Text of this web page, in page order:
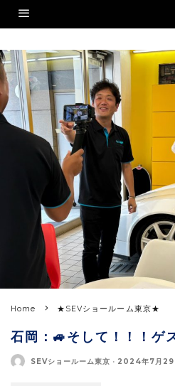
Home ★SEVショールーム東京★
石岡：🚙そして！！！ゲ
SEVショールーム東京 · 2024年7月29